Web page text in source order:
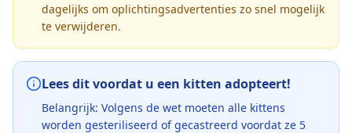
dagelijks om oplichtingsadvertenties zo snel mogelijk
te verwijderen.
Lees dit voordat u een kitten adopteert!
Belangrijk: Volgens de wet moeten alle kittens
worden gesteriliseerd of gecastreerd voordat ze 5